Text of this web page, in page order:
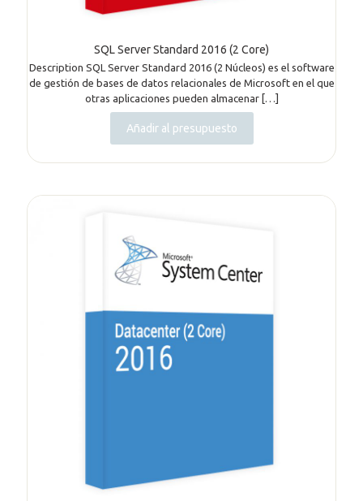
SQL Server Standard 2016 (2 Core)
Description SQL Server Standard 2016 (2 Núcleos) es el software
de gestión de bases de datos relacionales de Microsoft en el que
otras aplicaciones pueden almacenar[…]
Añadir al presupuesto